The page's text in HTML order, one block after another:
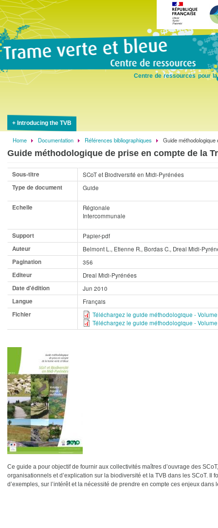
Centre de ressources pour
Introducing the TVB
Breadcrumb
Home Documentation Références bibliographiques Guide
Guide méthodologique de prise en compte de la
Sous-titre
SCoT et Biodiversité en Midi-Pyrénées
Type de document
Guide
Echelle
Régionale
Intercommunale
Support
Papier-pdf
Auteur
Belmont L., Etienne R., Bordas C., Dreal Midi-
Pagination
356
Editeur
Dreal Midi-Pyrénées
Date d'édition
Jun 2010
Langue
Français
Fichier
Téléchargez le guide méthodologique -
Téléchargez le guide méthodologique -
Ce guide a pour objectif de fournir aux collectivités maîtres d’ouvrage des
organisationnels et d’explication sur la biodiversité et la TVB dans les SCoT. Il
d’exemples, sur l’intérêt et la nécessité de prendre en compte ces enjeux dans